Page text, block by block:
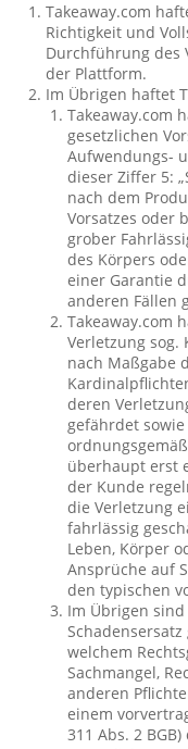
Takeaway.com
Richtigkeit und
Durchführung des
der Plattform.
Im Übrigen haftet
Takeaway.com
gesetzlichen
Aufwendungs-
dieser Ziffer 5:
nach dem
Vorsatzes oder
grober
des Körpers
einer Garantie
anderen Fällen
Takeaway.com
Verletzung sog.
nach Maßgabe
deren
gefährdet
überhaupt erst
der Kunde
die Verletzung
fahrlässig
Leben, Körper
Ansprüche auf
den typischen
Im Übrigen
Schadensersatz
welchem
Sachmangel,
anderen
einem
311 Abs. 2